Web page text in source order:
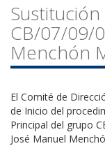
CB/07/09/
Menchón
El Comité de
de Inicio del
Principal del grupo
José Manuel